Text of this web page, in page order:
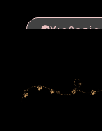
Υιοθεσία